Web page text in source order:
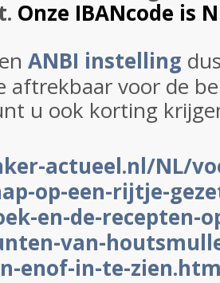
Onze IBANcode is
ANBI instelling
aftrekbaar voor de
u ook korting
actueel.nl/NL/
op-een-rijtje-
en-de-recepten-
van-
enof-in-te-